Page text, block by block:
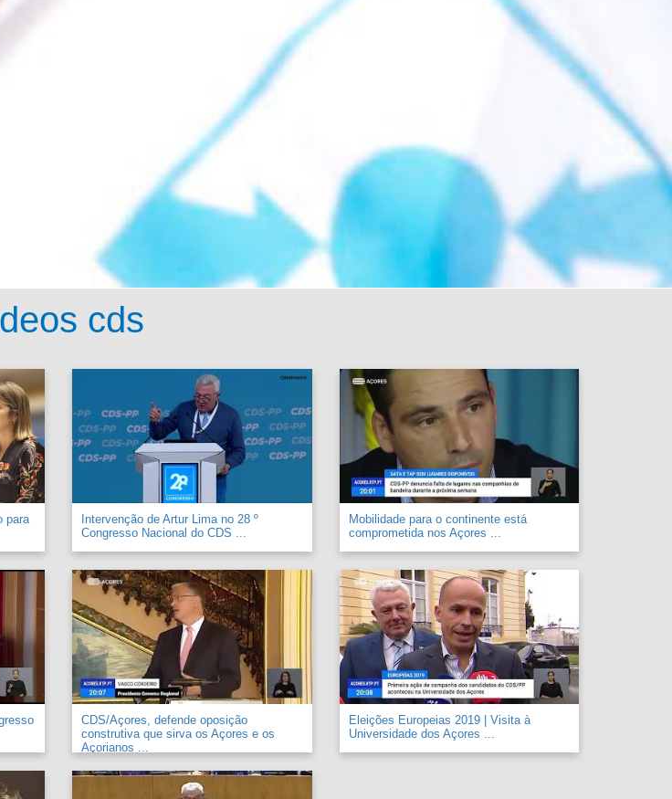
cds
para
Intervenção de Artur Lima no 28 º
Congresso Nacional do CDS ...
Mobilidade para o continente está
comprometida nos Açores ...
CDS/Açores, defende oposição
construtiva que sirva os Açores e os
Açorianos ...
Eleições Europeias 2019 | Visita à
Universidade dos Açores ...